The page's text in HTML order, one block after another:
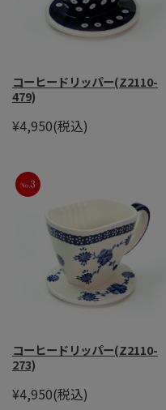
コーヒードリッパー(Z2110-
479)
¥4,950(税込)
コーヒードリッパー(Z2110-
273)
¥4,950(税込)